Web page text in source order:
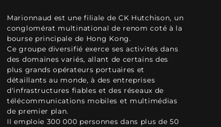
Marionnaud est une filiale de CK Hutchison, un
conglomérat multinational de renom coté à la
bourse principale de Hong Kong.
Ce groupe diversifié exerce ses activités dans
des domaines variés, allant de certains des
plus grands opérateurs portuaires et
détaillants au monde, à des entreprises
d'infrastructures fiables et des réseaux de
télécommunications mobiles et multimédias
de premier plan.
Il emploie 300 000 personnes dans plus de 50